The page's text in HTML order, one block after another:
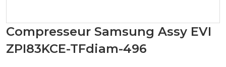
Compresseur Samsung Assy EVI
ZPI83KCE-TFdiam-496